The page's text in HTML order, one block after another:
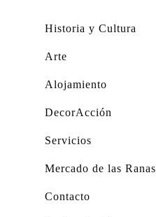
Historia y Cultura
Arte
Alojamiento
DecorAcción
Servicios
Mercado de las Ranas
Contacto